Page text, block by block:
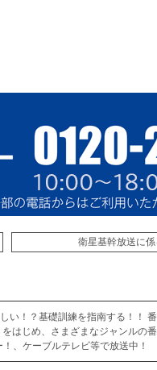
衛星基幹放送に
い！？基礎訓練を指南する！！
はじめ、さまざまなジャンルの
、ケーブルテレビ等で放送中！